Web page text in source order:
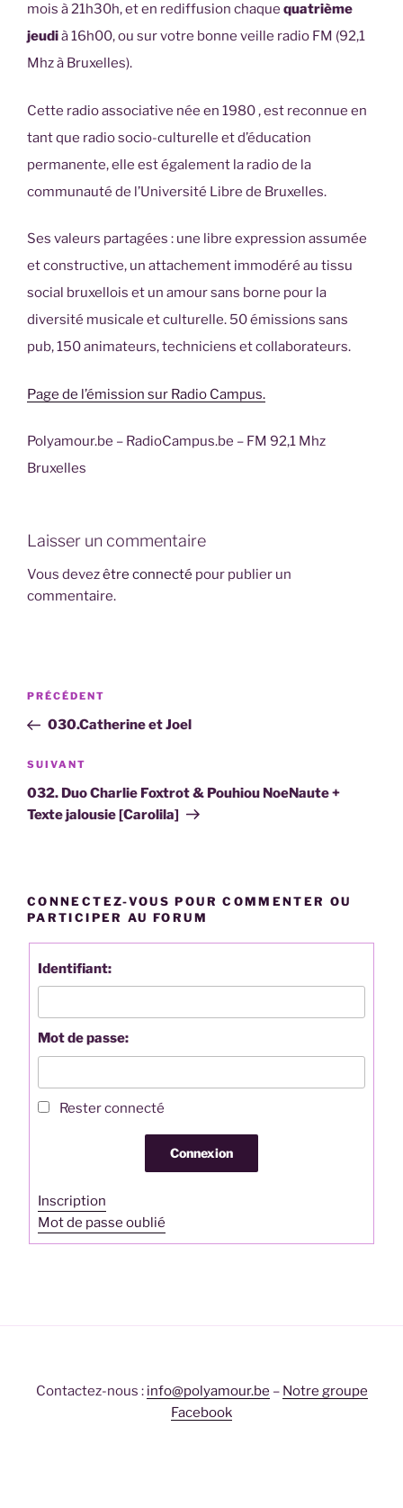
mois à 21h30h, et en rediffusion chaque quatrième
jeudià 16h00, ou sur votre bonne veille radio FM (92,1
Mhz à Bruxelles).
Cette radio associative née en 1980 , est reconnue en
tant que radio socio-culturelle et d’éducation
permanente, elle est également la radio de la
communauté de l’Université Libre de Bruxelles.
Ses valeurs partagées : une libre expression assumée
et constructive, un attachement immodéré au tissu
social bruxellois et un amour sans borne pour la
diversité musicale et culturelle. 50 émissions sans
pub, 150 animateurs, techniciens et collaborateurs.
Page de l’émission sur Radio Campus.
Polyamour.be – RadioCampus.be – FM 92,1 Mhz
Bruxelles
Laisser un commentaire
Vous devezêtre connecté pour publier un
commentaire.
Navigation
l’article
Article
précédent
PRÉCÉDENT
030.Catherine et Joel
Article
suivant
SUIVANT
032. Duo Charlie Foxtrot & Pouhiou NoeNaute +
Texte jalousie [Carolila]
CONNECTEZ-VOUS POUR COMMENTER OU
PARTICIPER AU FORUM
Identifiant:
Mot de passe:
Rester connecté
Connexion
Inscription
Mot de passe oublié
Contactez-nous : info@polyamour.be – Notre groupe
Facebook